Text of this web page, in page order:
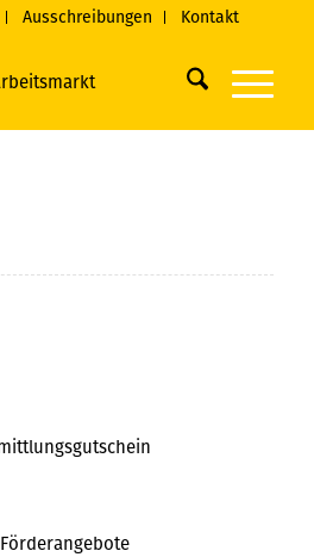
Ausschreibungen Kontakt